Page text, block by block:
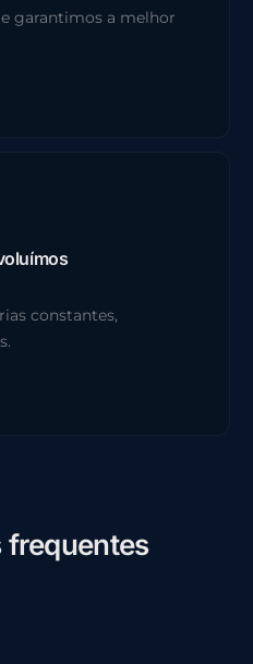
garantimos a melhor
constantes,
frequentes